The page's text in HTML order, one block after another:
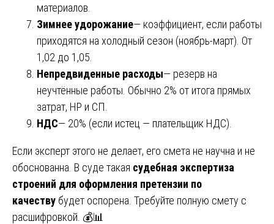
материалов.
Зимнее удорожание— коэффициент, если работы
приходятся на холодный сезон (ноябрь-март). От
1,02 до 1,05.
Непредвиденные расходы— резерв на
неучтённые работы. Обычно 2% от итога прямых
затрат, НР и СП.
НДС— 20% (если истец — плательщик НДС).
Если эксперт этого не делает, его смета не научна и не
обоснованна. В суде такая судебная экспертиза
строений для оформления претензии по
качеству будет оспорена. Требуйте полную смету с
расшифровкой. 💰📊